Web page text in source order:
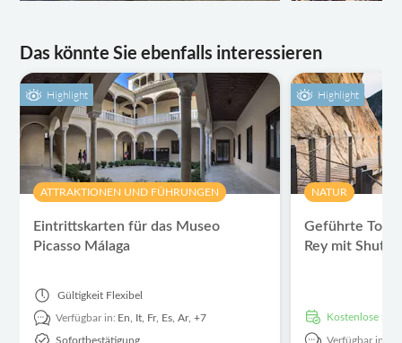
Das könnte Sie ebenfalls interessieren
Highlight
ATTRAKTIONEN UND FÜHRUNGEN
Eintrittskarten für das Museo
Picasso Málaga
Gültigkeit Flexibel
Verfügbar in: En, It, Fr, Es,Ar,+7
Sofortbestätigung
Highlight
NATUR
Geführte Tour
Rey mit
kostenlose
Verfügbar in: